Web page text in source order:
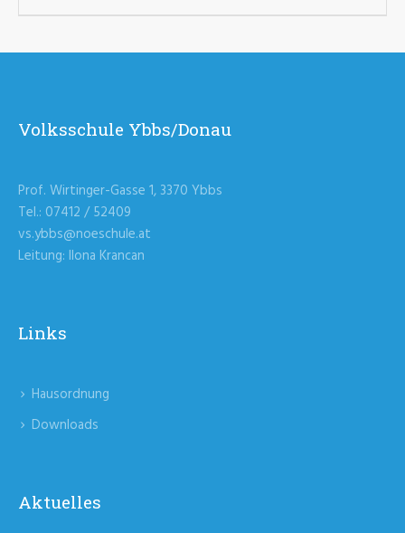
Volksschule Ybbs/Donau
Prof. Wirtinger-Gasse 1, 3370 Ybbs
Tel.: 07412 / 52409
vs.ybbs@noeschule.at
Leitung: Ilona Krancan
Links
Hausordnung
Downloads
Aktuelles